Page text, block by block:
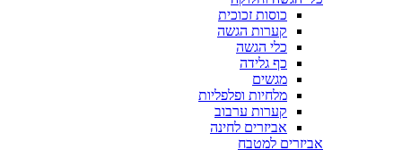
כוסות זכוכית
קערות הגשה
כלי הגשה
כף גלידה
מגשים
מלחיות ופלפליות
קערות ערבוב
אביזרים לחינה
אביזרים למטבח